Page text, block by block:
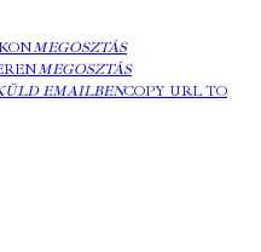
MEGOSZTÁS
MEGOSZTÁS
EMAILBENCOPY URL TO